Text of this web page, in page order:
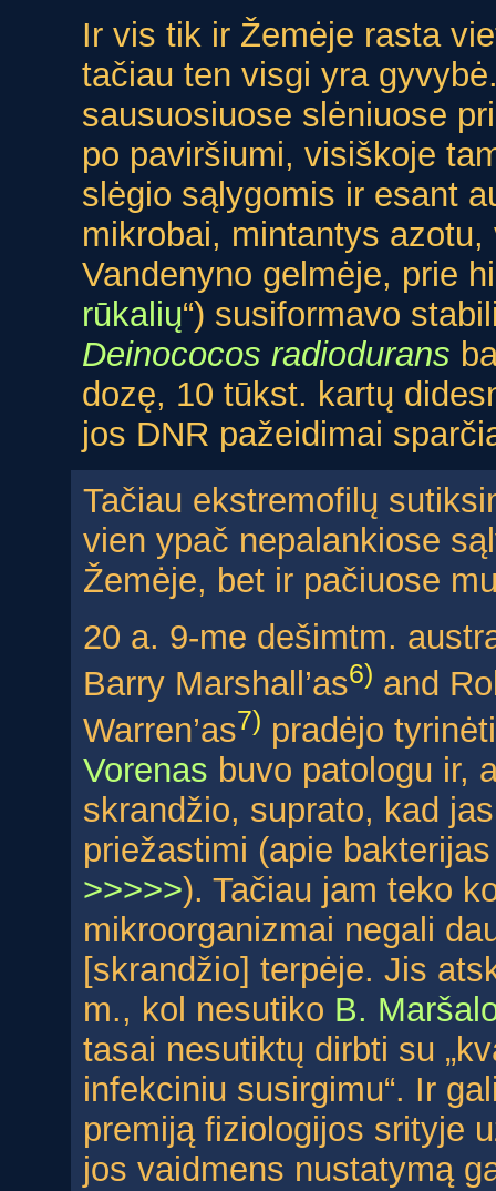
Ir vis tik ir Žemėje rasta
tačiau ten visgi yra
sausuosiuose slėniuose
po paviršiumi, visiškoje
slėgio sąlygomis ir esant
mikrobai, mintantys
Vandenyno gelmėje, prie
rūkalių“) susiformavo
Deinococos radiodurans
dozę, 10 tūkst. kartų
jos DNR pažeidimai
Tačiau ekstremofilų
vien ypač nepalankiose
Žemėje, bet ir pačiuose
20 a. 9-me dešimtm.
Barry Marshall’as6) and
Warren’as7) pradėjo
Vorenas buvo patologu ir,
skrandžio, suprato, kad
priežastimi (apie
>>>>>). Tačiau jam teko
mikroorganizmai negali
[skrandžio] terpėje. Jis
m., kol nesutiko B.
tasai nesutiktų dirbti su
infekciniu susirgimu“. Ir
premiją fiziologijos srityje
jos vaidmens nustatymą